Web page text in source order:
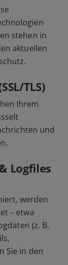
stehen in
aktuellen
TLS)
Ihrem
und
Logfiles
werden
– etwa
(z. B.
Sie in den